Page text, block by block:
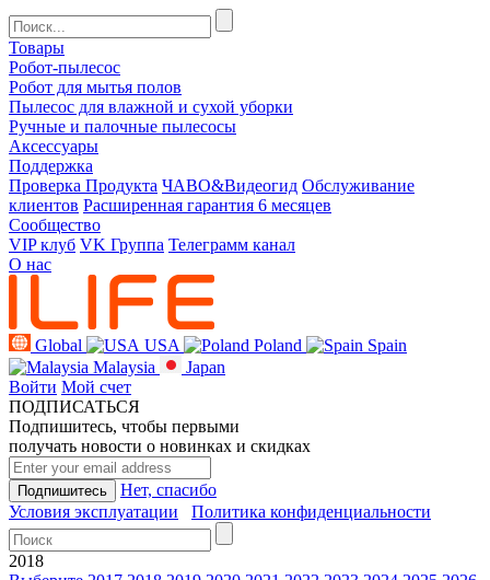
Товары
Робот-пылесос
Робот для мытья полов
Пылесос для влажной и сухой уборки
Ручные и палочные пылесосы
Аксессуары
Поддержка
Проверка Продукта ЧАВО&Видеогид Обслуживание
клиентов Расширенная гарантия 6 месяцев
Сообщество
VIP клуб VK Группа Телеграмм канал
О нас
Global USA Poland
Spain
Malaysia
Japan
Войти Мой счет
ПОДПИСАТЬСЯ
Подпишитесь, чтобы первыми
получать новости о новинках и скидках
Нет, спасибо
Условия эксплуатации
Политика конфиденциальности
2018